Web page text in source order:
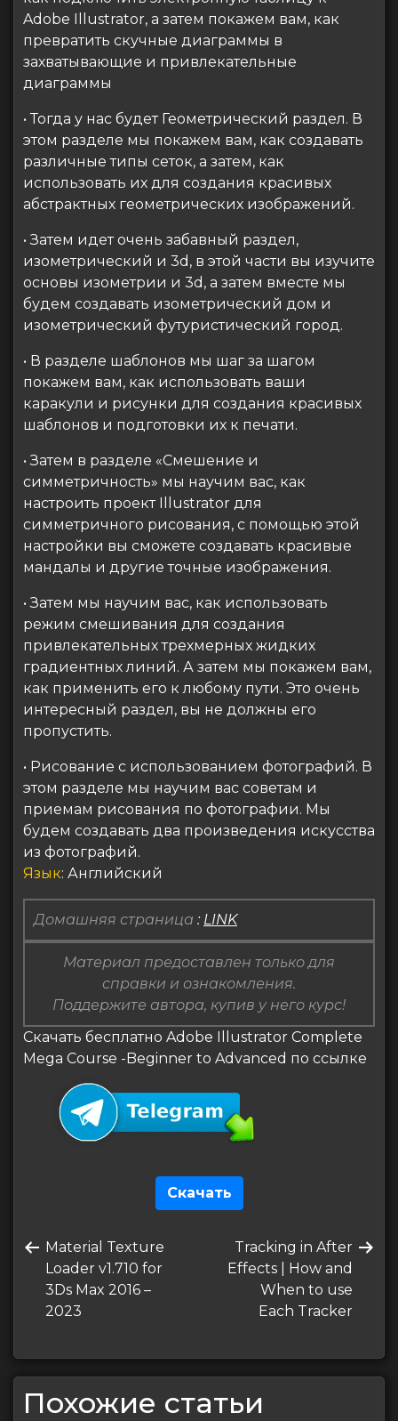
Adobe Illustrator, а затем покажем вам, как
превратить скучные диаграммы в
захватывающие и привлекательные
диаграммы
• Тогда у нас будет Геометрический раздел. В
этом разделе мы покажем вам, как создавать
различные типы сеток, а затем, как
использовать их для создания красивых
абстрактных геометрических изображений.
• Затем идет очень забавный раздел,
изометрический и 3d, в этой части вы изучите
основы изометрии и 3d, а затем вместе мы
будем создавать изометрический дом и
изометрический футуристический город.
• В разделе шаблонов мы шаг за шагом
покажем вам, как использовать ваши
каракули и рисунки для создания красивых
шаблонов и подготовки их к печати.
• Затем в разделе «Смешение и
симметричность» мы научим вас, как
настроить проект Illustrator для
симметричного рисования, с помощью этой
настройки вы сможете создавать красивые
мандалы и другие точные изображения.
• Затем мы научим вас, как использовать
режим смешивания для создания
привлекательных трехмерных жидких
градиентных линий. А затем мы покажем вам,
как применить его к любому пути. Это очень
интересный раздел, вы не должны его
пропустить.
• Рисование с использованием фотографий. В
этом разделе мы научим вас советам и
приемам рисования по фотографии. Мы
будем создавать два произведения искусства
из фотографий.
Язык: Английский
Домашняя страница : LINK
Материал предоставлен только для
справки и ознакомления.
Поддержите автора, купив у него курс!
Скачать бесплатно Adobe Illustrator Complete
Mega Course -Beginner to Advanced по ссылке
Скачать
по
записям
Предыдущая
запись
Material Texture
Loader v1.710 for
3Ds Max 2016 –
2023
Следующая
запись
Tracking in After
Effects | How and
When to use
Each Tracker
Похожие статьи